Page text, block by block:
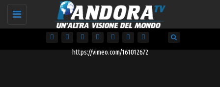
Toggle
https://vimeo.com/161012672